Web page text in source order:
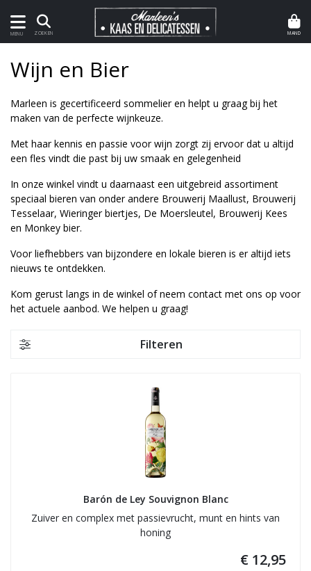
MENU ZOEKEN MAND
Wijn en Bier
Marleen is gecertificeerd sommelier en helpt u graag bij het
maken van de perfecte wijnkeuze.
Met haar kennis en passie voor wijn zorgt zij ervoor dat u altijd
een fles vindt die past bij uw smaak en gelegenheid
In onze winkel vindt u daarnaast een uitgebreid assortiment
speciaal bieren van onder andere Brouwerij Maallust, Brouwerij
Tesselaar, Wieringer biertjes, De Moersleutel, Brouwerij Kees
en Monkey bier.
Voor liefhebbers van bijzondere en lokale bieren is er altijd iets
nieuws te ontdekken.
Kom gerust langs in de winkel of neem contact met ons op voor
het actuele aanbod. We helpen u graag!
Filteren
Barón de Ley Souvignon Blanc
Zuiver en complex met passievrucht, munt en hints van
honing
€ 12,95